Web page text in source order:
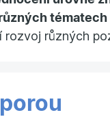
tématech
rozvoj různých